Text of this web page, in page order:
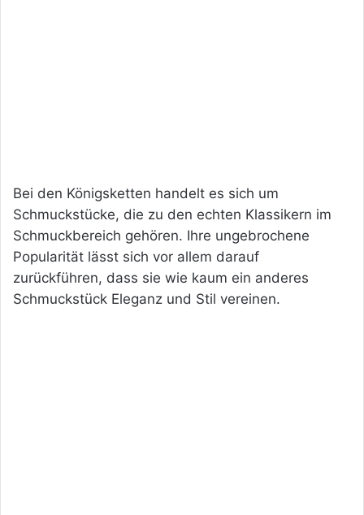
Bei den Königsketten handelt es sich um
Schmuckstücke, die zu den echten Klassikern im
Schmuckbereich gehören. Ihre ungebrochene
Popularität lässt sich vor allem darauf
zurückführen, dass sie wie kaum ein anderes
Schmuckstück Eleganz und Stil vereinen.